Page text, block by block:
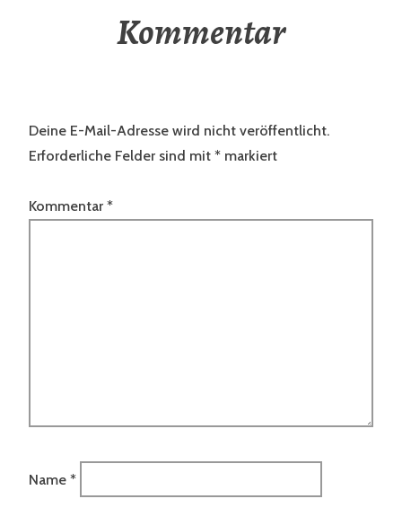
Kommentar
Deine E-Mail-Adresse wird nicht veröffentlicht.
Erforderliche Felder sind mit * markiert
Kommentar *
Name *